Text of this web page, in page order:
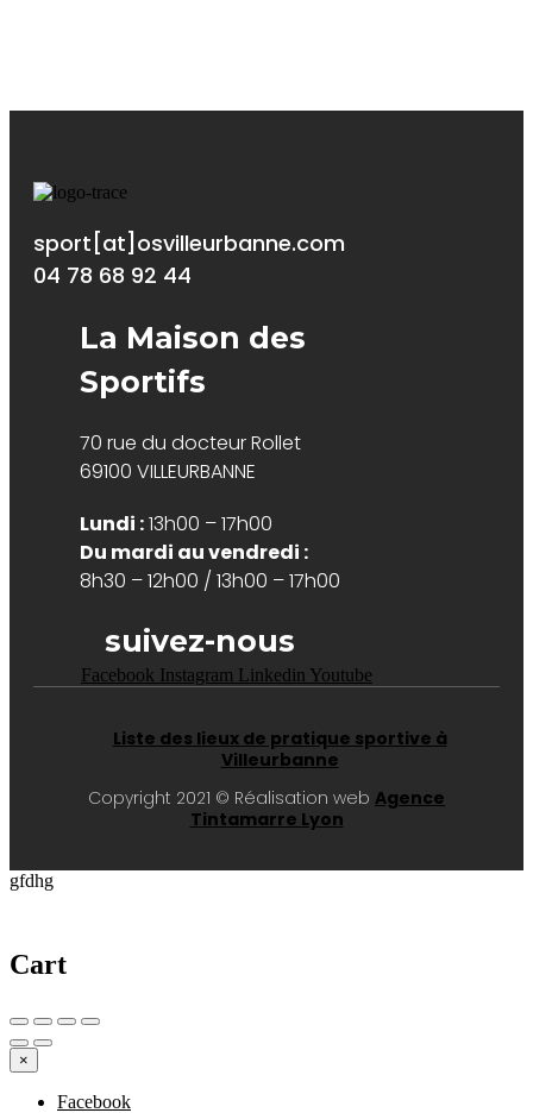
sport[at]osvilleurbanne.com
04 78 68 92 44
La Maison des
Sportifs
70 rue du docteur Rollet
69100 VILLEURBANNE
Lundi :13h00 – 17h00
Du mardi au vendredi :
8h30 – 12h00 / 13h00 – 17h00
suivez-nous
Facebook Instagram Linkedin Youtube
Liste des lieux de pratique sportive à
Villeurbanne
Copyright 2021 © Réalisation web Agence
Tintamarre Lyon
gfdhg
Cart
×
Facebook